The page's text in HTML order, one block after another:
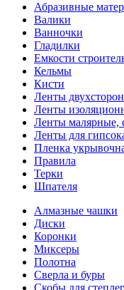
Абразивные
Валики
Ванночки
Гладилки
Емкости
Кельмы
Кисти
Ленты
Ленты
Ленты малярные,
Ленты для
Пленка
Правила
Терки
Шпателя
Алмазные чашки
Диски
Коронки
Миксеры
Полотна
Сверла и буры
Скобы для